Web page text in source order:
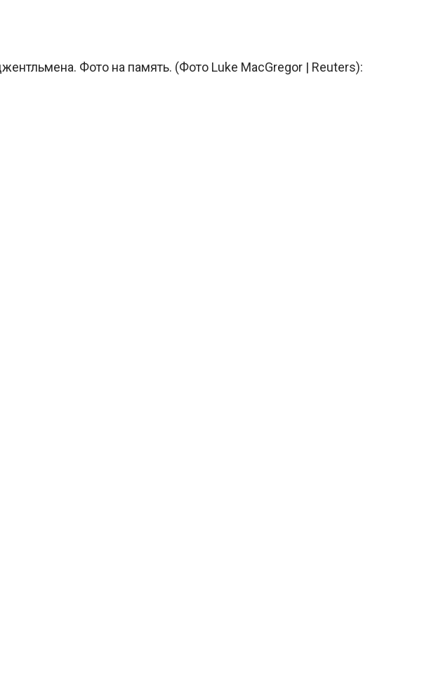
Фото на память. (Фото Luke MacGregor | Reuters):